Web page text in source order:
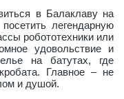
в Балаклаву на
легендарную
робототехники или
удовольствие и
на батутах, где
Главное – не
и душой.